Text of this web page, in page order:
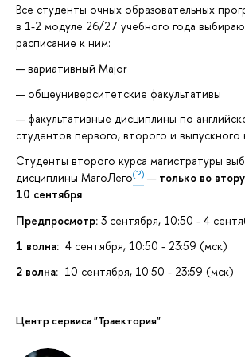
Все студенты очных образовательных
в 1-2 модуле 26/27 учебного года
расписание к ним:
вариативный Major
общеуниверситетские факультативы
факультативные дисциплины по
студентов первого, второго и выпускного
Студенты второго курса магистратуры
дисциплины МагоЛего(?) — только во
10 сентября
Предпросмотр: 3 сентября, 10:50 - 4
1 волна: 4 сентября, 10:50 - 23:59 (мск)
2 волна: 10 сентября, 10:50 - 23:59 (мск)
Центр сервиса "Траектория"
Модули магистратуры
Вариативный
Дополнительный модуль -
Практический модуль (практика)